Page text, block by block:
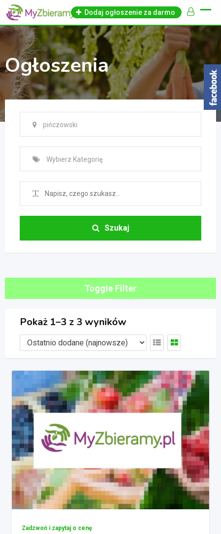
Skip
content
Dodaj ogłoszenie za darmo
Ogłoszenia
pińczowski
Wybierz Kategorię
Szukaj
Toggle Filter
Pokaż 1–3 z 3 wyników
Zadzwoń i zapytaj o cenę